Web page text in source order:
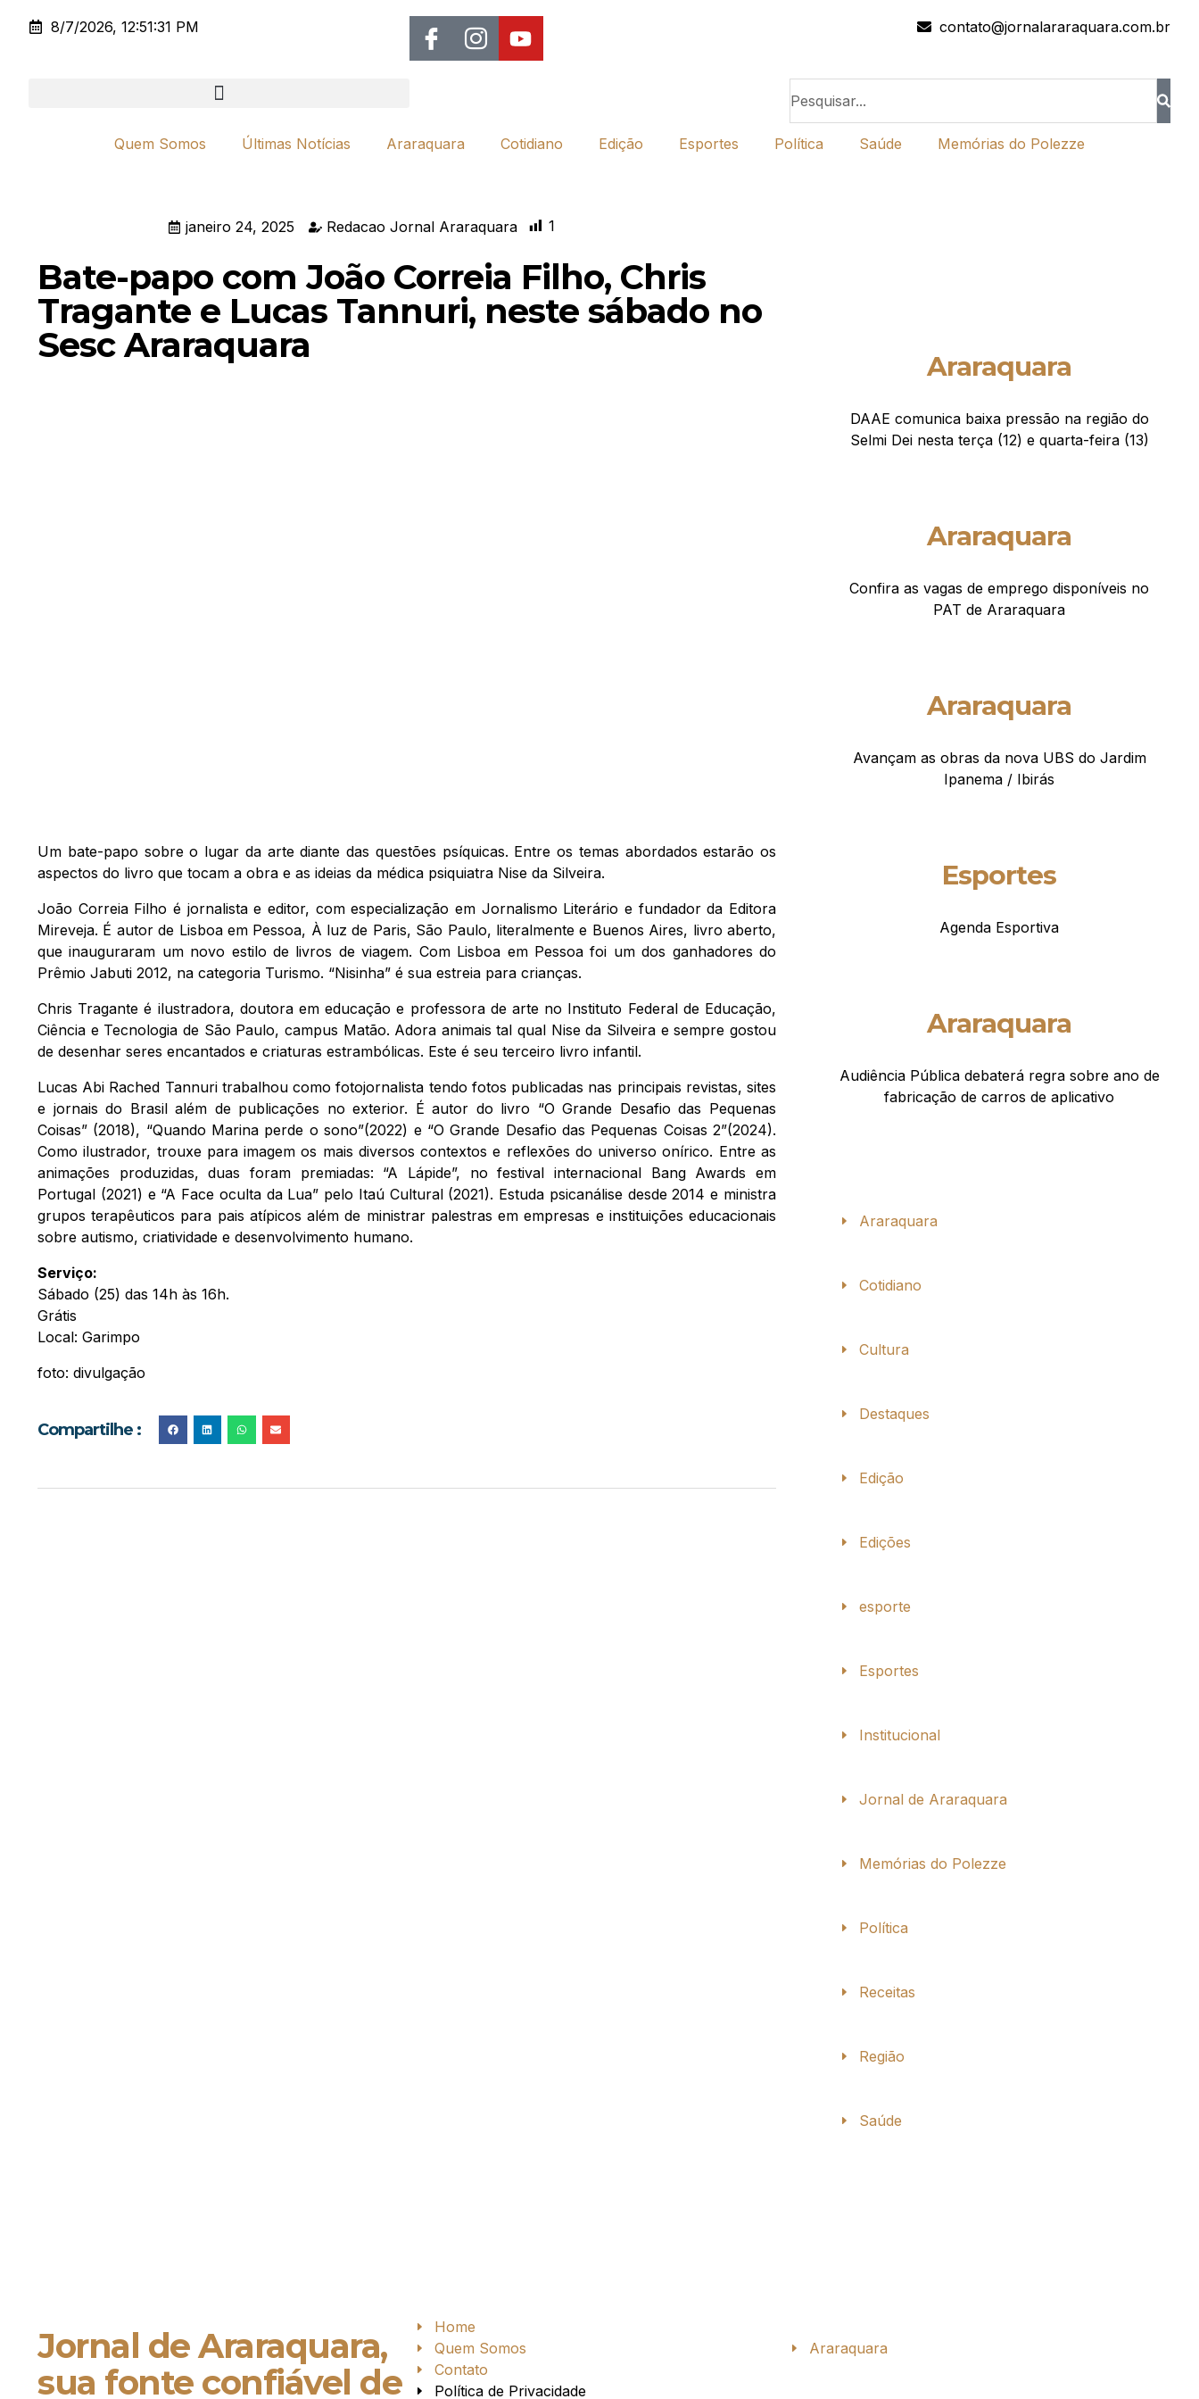
8/7/2026, 12:51:31 PM contato@jornalararaquara.com.br
Quem Somos Últimas Notícias Araraquara Cotidiano Edição Esportes Política Saúde Memórias do Polezze
janeiro 24, 2025 Redacao Jornal Araraquara 1
Bate-papo com João Correia Filho, Chris
Tragante e Lucas Tannuri, neste sábado no
Sesc Araraquara
Um bate-papo sobre o lugar da arte diante das questões psíquicas. Entre os temas abordados estarão os
aspectos do livro que tocam a obra e as ideias da médica psiquiatra Nise da Silveira.
João Correia Filho é jornalista e editor, com especialização em Jornalismo Literário e fundador da Editora
Mireveja. É autor de Lisboa em Pessoa, À luz de Paris, São Paulo, literalmente e Buenos Aires, livro aberto,
que inauguraram um novo estilo de livros de viagem. Com Lisboa em Pessoa foi um dos ganhadores do
Prêmio Jabuti 2012, na categoria Turismo. “Nisinha” é sua estreia para crianças.
Chris Tragante é ilustradora, doutora em educação e professora de arte no Instituto Federal de Educação,
Ciência e Tecnologia de São Paulo, campus Matão. Adora animais tal qual Nise da Silveira e sempre gostou
de desenhar seres encantados e criaturas estrambólicas. Este é seu terceiro livro infantil.
Lucas Abi Rached Tannuri trabalhou como fotojornalista tendo fotos publicadas nas principais revistas, sites
e jornais do Brasil além de publicações no exterior. É autor do livro “O Grande Desafio das Pequenas
Coisas” (2018), “Quando Marina perde o sono”(2022) e “O Grande Desafio das Pequenas Coisas 2”(2024).
Como ilustrador, trouxe para imagem os mais diversos contextos e reflexões do universo onírico. Entre as
animações produzidas, duas foram premiadas: “A Lápide”, no festival internacional Bang Awards em
Portugal (2021) e “A Face oculta da Lua” pelo Itaú Cultural (2021). Estuda psicanálise desde 2014 e ministra
grupos terapêuticos para pais atípicos além de ministrar palestras em empresas e instituições educacionais
sobre autismo, criatividade e desenvolvimento humano.
Serviço:
Sábado (25) das 14h às 16h.
Grátis
Local: Garimpo
foto: divulgação
Compartilhe :
Araraquara
DAAE comunica baixa pressão na região do
Selmi Dei nesta terça (12) e quarta-feira (13)
Araraquara
Confira as vagas de emprego disponíveis no
PAT de Araraquara
Araraquara
Avançam as obras da nova UBS do Jardim
Ipanema / Ibirás
Esportes
Agenda Esportiva
Araraquara
Audiência Pública debaterá regra sobre ano de
fabricação de carros de aplicativo
Araraquara
Cotidiano
Cultura
Destaques
Edição
Edições
esporte
Esportes
Institucional
Jornal de Araraquara
Memórias do Polezze
Política
Receitas
Região
Saúde
Jornal de Araraquara,
sua fonte confiável de
Home
Quem Somos
Contato
Política de Privacidade
Araraquara